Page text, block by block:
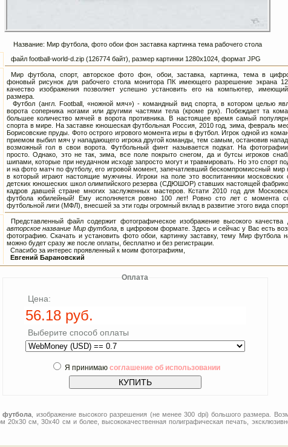
Название: Мир футбола, фото обои фон заставка картинка тема рабочего стола
файл football-world-d.zip (126774 байт), размер картинки 1280х1024, формат JPG
Мир футбола, спорт, авторское фото фон, обои, заставка, картинка, тема в
фоновый рисунок для рабочего стола монитора ПК имеющего разрешение экрана
качество изображения позволяет успешно установить его на компьютер,
размера.
Футбол (англ. Football, «ножной мяч») - командный вид спорта, в котором целью
ворота соперника ногами или другими частями тела (кроме рук). Побеждает та
большее количество мячей в ворота противника. В настоящее время самый
спорта в мире. На заставке юношеская футбольная Россия, 2010 год, зима, февраль
Борисовские пруды. Фото острого игрового момента игры в футбол. Игрок одной из
приемом выбил мяч у нападающего игрока другой команды, тем самым, остановив
возможный гол в свои ворота. Футбольный финт называется подкат. На
просто. Однако, это не так, зима, все поле покрыто снегом, да и бутсы игроков
шипами, которые при неудачном исходе запросто могут и травмировать. Но это спорт
и на фото матч по футболу, его игровой момент, запечатлевший бескомпромиссный мир
в который играют настоящие мужчины. Игроки на поле это воспитанники московских
детских юношеских школ олимпийского резерва (СДЮШОР) ставших настоящей
кадров давшей стране многих заслуженных мастеров. Кстати 2010 год для
футбола юбилейный! Ему исполняется ровно 100 лет! Ровно сто лет с момента
футбольной лиги (МФЛ), внесшей за эти годы огромный вклад в развитие этого вида
Представленный файл содержит фотографическое изображение высокого качества
авторское название Мир футбола , в цифровом формате. Здесь и сейчас у Вас есть
фотографию. Скачать и установить фото обои, картинку заставку, тему Мир футбола
можно будет сразу же после оплаты, бесплатно и без регистрации.
Спасибо за интерес проявленный к моим фотографиям,
Евгений Барановский
Оплата
Цена:
Выберите способ оплаты
Я принимаю соглашение об использовании
, изображение высокого разрешения (не менее 300 dpi) большого размера.
20x30 см, 30x40 см и более, высококачественная полиграфическая печать,